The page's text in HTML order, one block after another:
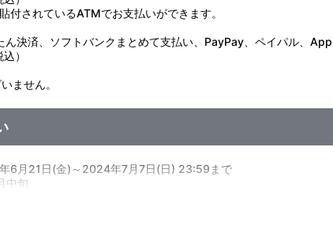
付されているATMでお支払いができます。
決済、ソフトバンクまとめて支払い、PayPay、ペイパル、
）
ません。
6月21日(金)～2024年7月7日(日) 23:59まで
中旬